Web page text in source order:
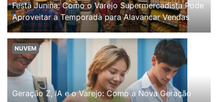
Festa Junina: Como o Varejo Supermercadista Pode
Aproveitar a Temporada para Alavancar Vendas
NUVEM
Geração Z, IA e o Varejo: Como a Nova Geração